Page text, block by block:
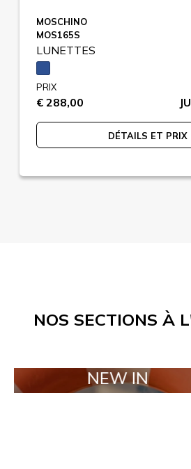
MOSCHINO
MOS165S
LUNETTES
PRIX
€ 288,00
DÉTAILS ET PRIX
NOS SECTIONS À
NEW IN